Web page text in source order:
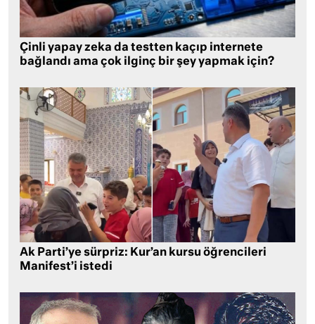
Çinli yapay zeka da testten kaçıp internete
bağlandı ama çok ilginç bir şey yapmak için?
Ak Parti’ye sürpriz: Kur’an kursu öğrencileri
Manifest’i istedi